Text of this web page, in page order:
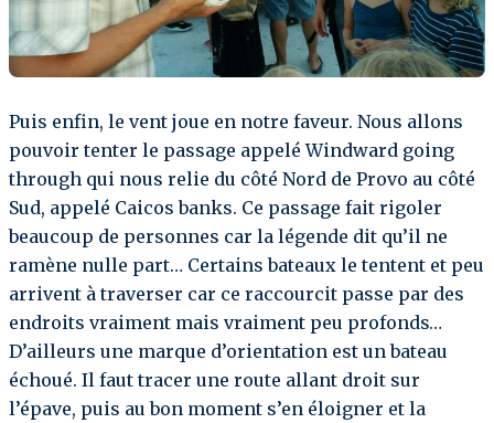
Puis enfin, le vent joue en notre faveur. Nous allons
pouvoir tenter le passage appelé Windward going
through qui nous relie du côté Nord de Provo au côté
Sud, appelé Caicos banks. Ce passage fait rigoler
beaucoup de personnes car la légende dit qu’il ne
ramène nulle part… Certains bateaux le tentent et peu
arrivent à traverser car ce raccourcit passe par des
endroits vraiment mais vraiment peu profonds…
D’ailleurs une marque d’orientation est un bateau
échoué. Il faut tracer une route allant droit sur
l’épave, puis au bon moment s’en éloigner et la